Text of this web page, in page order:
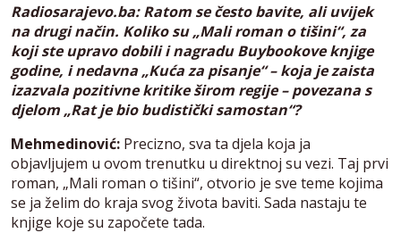
Radiosarajevo.ba: Ratom se često bavite, ali uvijek
na drugi način. Koliko su „Mali roman o tišini“, za
koji ste upravo dobili i nagradu Buybookove knjige
godine, i nedavna „Kuća za pisanje“ – koja je zaista
izazvala pozitivne kritike širom regije – povezana s
djelom „Rat je bio budistički samostan“?
Mehmedinović: Precizno, sva ta djela koja ja
objavljujem u ovom trenutku u direktnoj su vezi. Taj prvi
roman, „Mali roman o tišini“, otvorio je sve teme kojima
se ja želim do kraja svog života baviti. Sada nastaju te
knjige koje su započete tada.